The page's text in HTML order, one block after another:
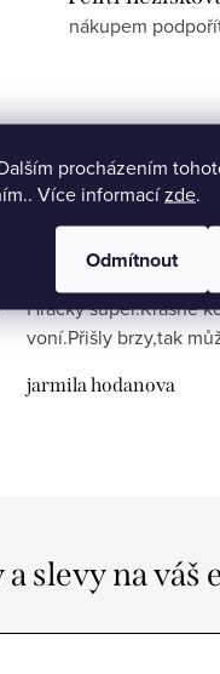
procházením
Více informacízde.
Odmítnout
nákupem
Hračky super.Krásně
voní.Přišly brzy,tak
jarmila hodanova
slevy na váš